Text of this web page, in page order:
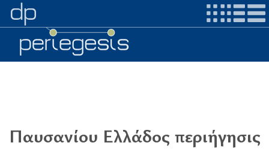
Παυσανίου Ελλάδος περιήγησις